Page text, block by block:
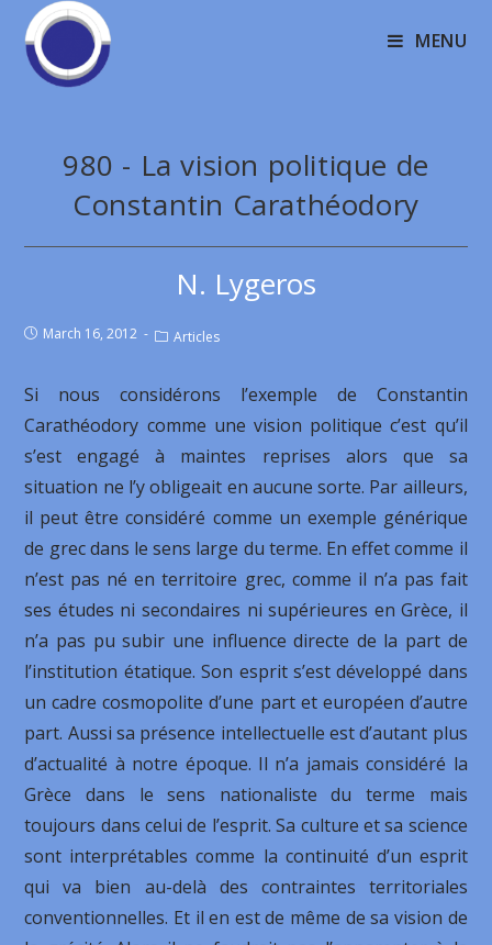
MENU
980 - La vision politique de
Constantin Carathéodory
N. Lygeros
March 16, 2012 Articles
Si nous considérons l’exemple de Constantin
Carathéodory comme une vision politique c’est qu’il
s’est engagé à maintes reprises alors que sa
situation ne l’y obligeait en aucune sorte. Par ailleurs,
il peut être considéré comme un exemple générique
de grec dans le sens large du terme. En effet comme il
n’est pas né en territoire grec, comme il n’a pas fait
ses études ni secondaires ni supérieures en Grèce, il
n’a pas pu subir une influence directe de la part de
l’institution étatique. Son esprit s’est développé dans
un cadre cosmopolite d’une part et européen d’autre
part. Aussi sa présence intellectuelle est d’autant plus
d’actualité à notre époque. Il n’a jamais considéré la
Grèce dans le sens nationaliste du terme mais
toujours dans celui de l’esprit. Sa culture et sa science
sont interprétables comme la continuité d’un esprit
qui va bien au-delà des contraintes territoriales
conventionnelles. Et il en est de même de sa vision de